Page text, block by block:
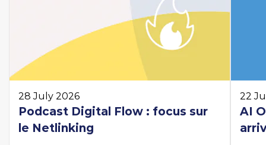
28 July 2026
Podcast Digital Flow : focus sur
le Netlinking
22
AI